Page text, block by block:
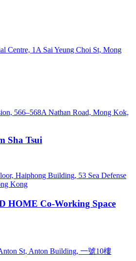
Centre, 1A Sai Yeung Choi St, Mong
566–568A Nathan Road, Mong Kok,
Sha Tsui
Haiphong Building, 53 Sea Defense
Kong
HOME Co-Working Space
St, Anton Building, 一號10樓